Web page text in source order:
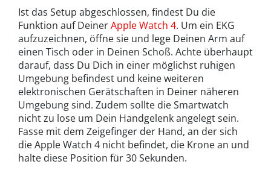
Ist das Setup abgeschlossen, findest Du die
Funktion auf DeinerApple Watch 4. Um ein EKG
aufzuzeichnen, öffne sie und lege Deinen Arm auf
einen Tisch oder in Deinen Schoß. Achte überhaupt
darauf, dass Du Dich in einer möglichst ruhigen
Umgebung befindest und keine weiteren
elektronischen Gerätschaften in Deiner näheren
Umgebung sind. Zudem sollte die Smartwatch
nicht zu lose um Dein Handgelenk angelegt sein.
Fasse mit dem Zeigefinger der Hand, an der sich
die Apple Watch 4 nicht befindet, die Krone an und
halte diese Position für 30 Sekunden.